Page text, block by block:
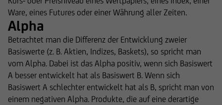
Ware, eines Futures oder einer Währung aller Zeiten.
Alpha
Betrachtet man die Differenz der Entwicklung zweier
Basiswerte (z. B. Aktien, Indizes, Baskets), so spricht man
vom Alpha. Dabei ist das Alpha positiv, wenn sich Basiswert
A besser entwickelt hat als Basiswert B. Wenn sich
Basiswert A schlechter entwickelt hat als B, spricht man von
einem negativen Alpha. Produkte, die auf eine derartige